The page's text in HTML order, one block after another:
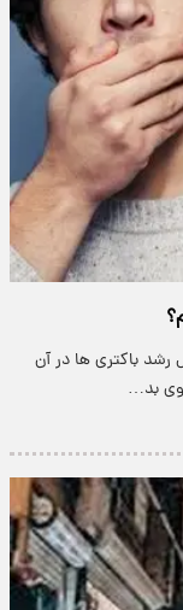
باکتری ها در آن
بد…